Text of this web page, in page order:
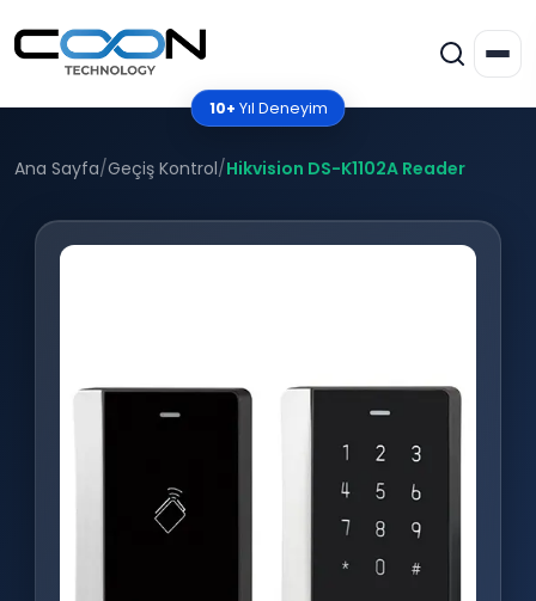
10+ Yıl Deneyim
Ana Sayfa/Geçiş Kontrol/Hikvision DS-K1102A Reader